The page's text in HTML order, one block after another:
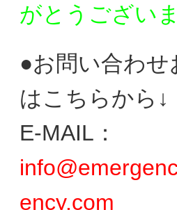
がとう ござい
●お問い合わせ
はこちらから↓
E-MAIL：
ency.com